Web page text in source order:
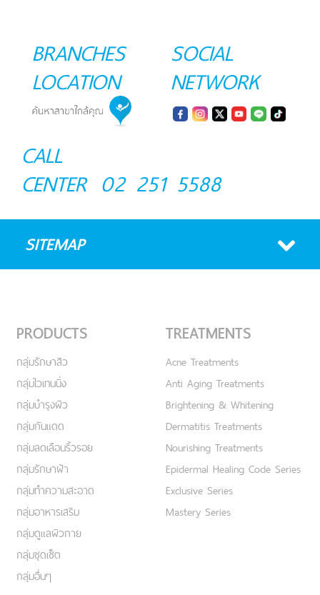
BRANCHES
LOCATION
SOCIAL
NETWORK
CALL
CENTER 02 251 5588
SITEMAP
PRODUCTS
กลุ่มรักษาสิว
กลุ่มไวเทนนิ่ง
กลุ่มบำรุงผิว
กลุ่มกันแดด
กลุ่มลดเลือนริ้วรอย
กลุ่มรักษาฝ้า
กลุ่มทำความสะอาด
กลุ่มอาหารเสริม
กลุ่มดูแลผิวกาย
กลุ่มชุดเซ็ต
กลุ่มอื่นๆ
TREATMENTS
Acne Treatments
Anti Aging Treatments
Brightening & Whitening
Dermatitis Treatments
Nourishing Treatments
Epidermal Healing Code Series
Exclusive Series
Mastery Series